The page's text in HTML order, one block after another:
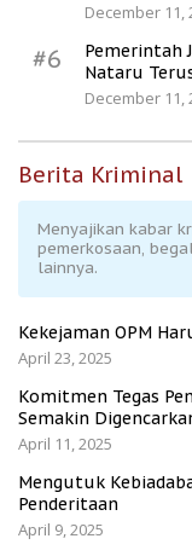
December 11,
#6
Pemerintah
Nataru
December 11,
Berita Kriminal
Menyajikan kabar
pemerkosaan,
lainnya.
Kekejaman OPM
April 23, 2025
Komitmen Tegas
Semakin
April 11, 2025
Mengutuk
Penderitaan
April 9, 2025